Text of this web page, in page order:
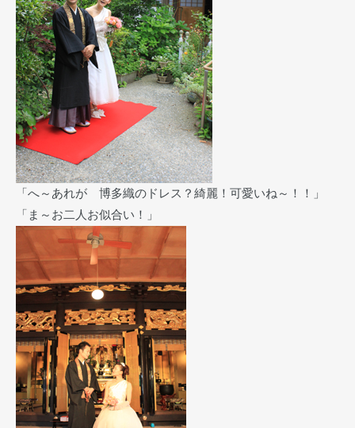
「へ～あれが 博多織のドレス？綺麗！可愛いね～！！」
「ま～お二人お似合い！」